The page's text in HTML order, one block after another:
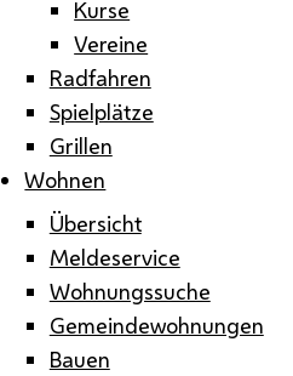
Kurse
Vereine
Radfahren
Spielplätze
Grillen
Wohnen
Übersicht
Meldeservice
Wohnungssuche
Gemeindewohnungen
Bauen